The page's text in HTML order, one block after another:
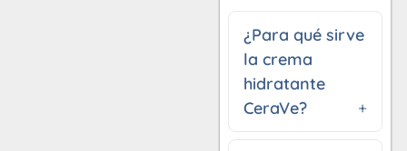
¿Para qué sirve
la crema
hidratante
CeraVe?